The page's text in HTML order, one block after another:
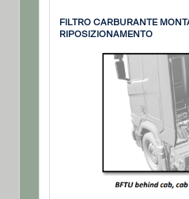
FILTRO CARBURANTE
RIPOSIZIONAMENTO